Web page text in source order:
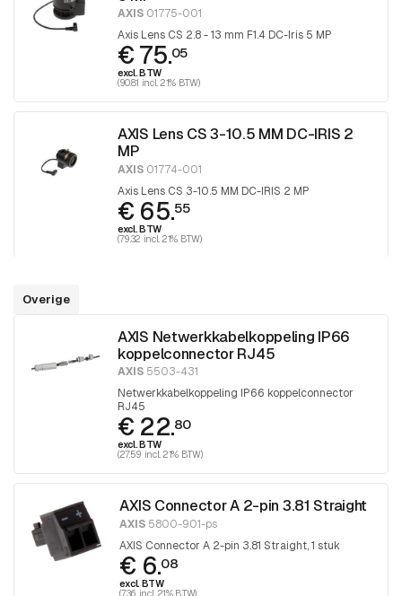
AXIS 01775-001
Axis Lens CS 2.8 - 13 mm F1.4 DC-Iris 5 MP
€ 75.05
excl. BTW
(90.81 incl. 21% BTW)
AXIS Lens CS 3-10.5 MM DC-IRIS 2
MP
AXIS 01774-001
Axis Lens CS 3-10.5 MM DC-IRIS 2 MP
€ 65.55
excl. BTW
(79.32 incl. 21% BTW)
Overige
AXIS Netwerkkabelkoppeling IP66
koppelconnector RJ45
AXIS 5503-431
Netwerkkabelkoppeling IP66 koppelconnector
RJ45
€ 22.80
excl. BTW
(27.59 incl. 21% BTW)
AXIS Connector A 2-pin 3.81 Straight
AXIS 5800-901-ps
AXIS Connector A 2-pin 3.81 Straight, 1 stuk
€ 6.08
excl. BTW
(7.36 incl. 21% BTW)